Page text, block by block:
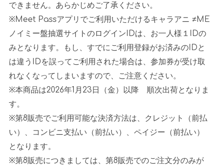
できません。あらかじめご了承ください。
※Meet Passアプリでご利用いただけるキャラアニ ≠ME
ノイミー盤抽選サイトのログイン IDは、お一人様１ IDの
みとなります。もし、すでにご利用登録がお済みのIDと
は違う
IDを誤ってご利用された場合は、参加券が受け取
れなくなってしまいますので、ご注意ください。
※本商品は2026年1 月 23 日（金）以降 順次出荷となりま
す。
※第8販売でご利用可能な決済方法は、クレジット（前払
い）、コンビニ支払い（前払い）、ペイジー（前払い）
となります。
※第8販売につきましては、第8販売でのご注文分のみが